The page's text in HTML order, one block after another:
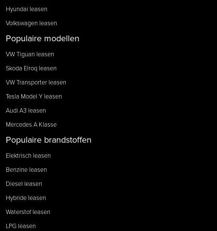
Hyundai leasen
Volkswagen leasen
Populaire modellen
VW Tiguan leasen
Skoda Elroq leasen
VW Transporter leasen
Tesla Model Y leasen
Audi A3 leasen
Mercedes A Klasse
Populaire brandstoffen
Elektrisch leasen
Benzine leasen
Diesel leasen
Hybride leasen
Waterstof leasen
LPG leasen